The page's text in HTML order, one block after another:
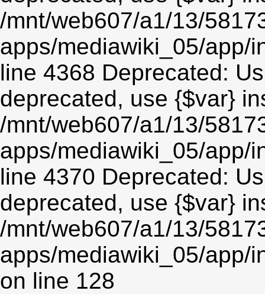
/mnt/web607/a1/13/
apps/mediawiki_05/app/
line 4368 Deprecated:
deprecated, use {$var}
/mnt/web607/a1/13/
apps/mediawiki_05/app/
line 4370 Deprecated:
deprecated, use {$var}
/mnt/web607/a1/13/
apps/mediawiki_05/app/
on line 128